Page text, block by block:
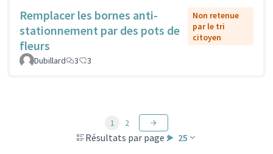
Remplacer les bornes anti-
stationnement par des pots de
fleurs
Non retenue
par le tri
citoyen
Dubillard 3 3
Résultats par page : 25
1 2